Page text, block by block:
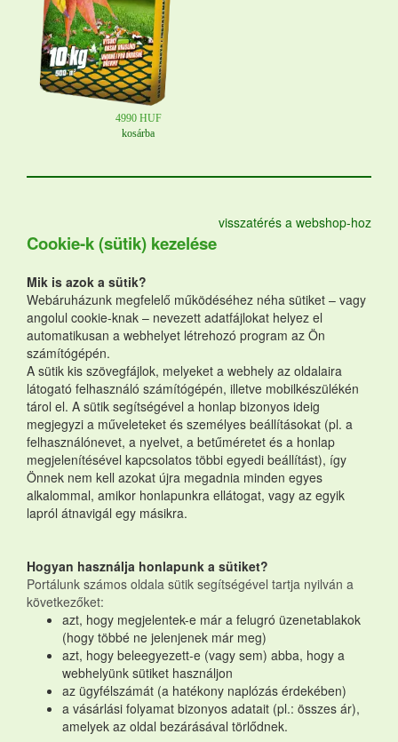
4990 HUF
kosárba
visszatérés a webshop-hoz
Cookie-k (sütik) kezelése
Mik is azok a sütik?
Webáruházunk megfelelő működéséhez néha sütiket – vagy
angolul cookie-knak – nevezett adatfájlokat helyez el
automatikusan a webhelyet létrehozó program az Ön
számítógépén.
A sütik kis szövegfájlok, melyeket a webhely az oldalaira
látogató felhasználó számítógépén, illetve mobilkészülékén
tárol el. A sütik segítségével a honlap bizonyos ideig
megjegyzi a műveleteket és személyes beállításokat (pl. a
felhasználónevet, a nyelvet, a betűméretet és a honlap
megjelenítésével kapcsolatos többi egyedi beállítást), így
Önnek nem kell azokat újra megadnia minden egyes
alkalommal, amikor honlapunkra ellátogat, vagy az egyik
lapról átnavigál egy másikra.
Hogyan használja honlapunk a sütiket?
Portálunk számos oldala sütik segítségével tartja nyilván a
következőket:
azt, hogy megjelentek-e már a felugró üzenetablakok
(hogy többé ne jelenjenek már meg)
azt, hogy beleegyezett-e (vagy sem) abba, hogy a
webhelyünk sütiket használjon
az ügyfélszámát (a hatékony naplózás érdekében)
a vásárlási folyamat bizonyos adatait (pl.: összes ár),
amelyek az oldal bezárásával törlődnek.